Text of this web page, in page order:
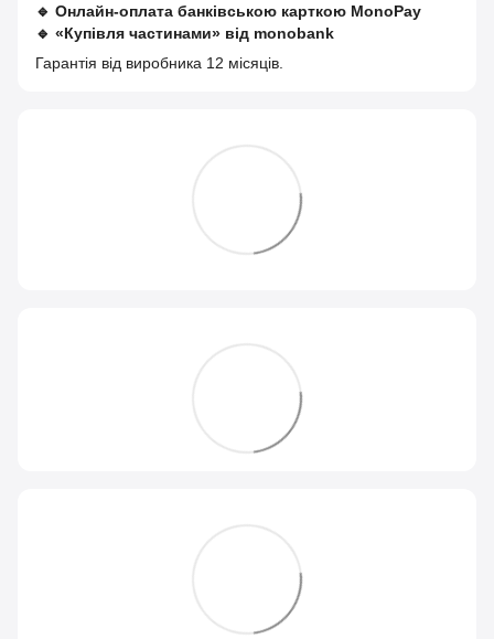
🔹 Онлайн-оплата банківською карткою MonoPay
🔹 «Купівля частинами» від monobank
Гарантія від виробника 12 місяців.